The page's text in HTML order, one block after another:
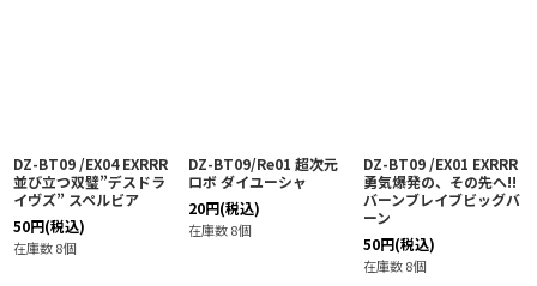
DZ-BT09 /EX04 EXRRR
並び立つ双璧”デスドラ
イヴズ” スペルビア
50円(税込)
在庫数 8個
DZ-BT09/Re01 超次元
ロボ ダイユーシャ
20円(税込)
在庫数 8個
DZ-BT09 /EX01 EXRRR
勇気爆発の、その先へ!!
バーンブレイブビッグバ
ーン
50円(税込)
在庫数 8個